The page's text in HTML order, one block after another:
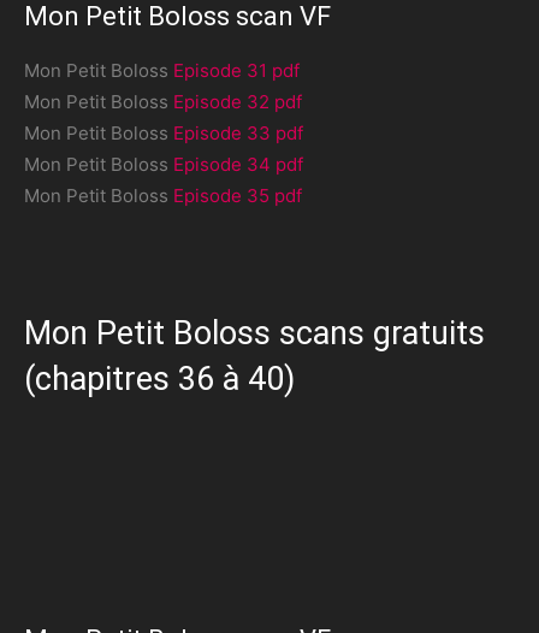
Mon Petit Boloss scan VF
Mon Petit Boloss Episode 31 pdf
Mon Petit Boloss Episode 32 pdf
Mon Petit Boloss Episode 33 pdf
Mon Petit Boloss Episode 34 pdf
Mon Petit Boloss Episode 35 pdf
Mon Petit Boloss scans gratuits
(chapitres 36 à 40)